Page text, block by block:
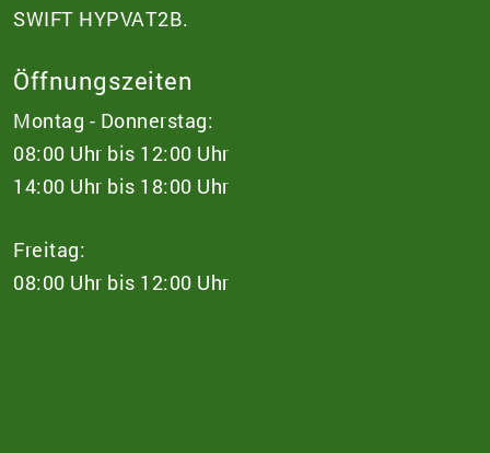
SWIFT HYPVAT2B.
Öffnungszeiten
Montag - Donnerstag:
08:00 Uhr bis 12:00 Uhr
14:00 Uhr bis 18:00 Uhr
Freitag:
08:00 Uhr bis 12:00 Uhr